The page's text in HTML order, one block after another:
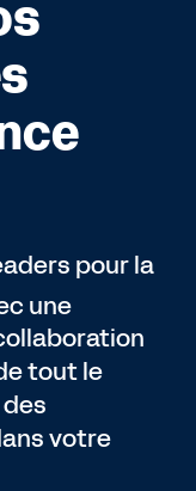
pour la
une
tout le
votre